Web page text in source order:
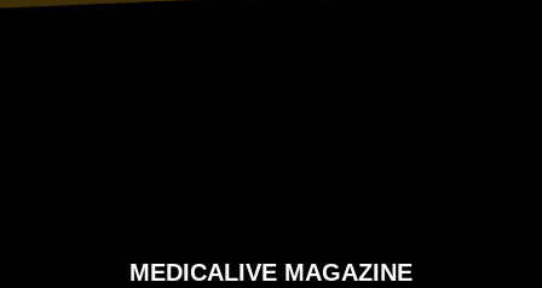
MEDICALIVE MAGAZINE